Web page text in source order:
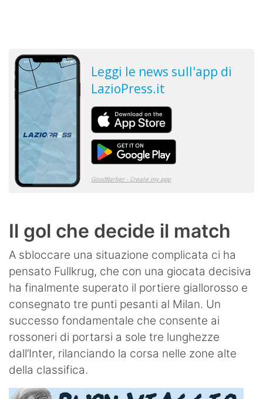
Il gol che decide il match
A sbloccare una situazione complicata ci ha
pensato Fullkrug, che con una giocata decisiva
ha finalmente superato il portiere giallorosso e
consegnato tre punti pesanti al Milan. Un
successo fondamentale che consente ai
rossoneri di portarsi a sole tre lunghezze
dall’Inter, rilanciando la corsa nelle zone alte
della classifica.